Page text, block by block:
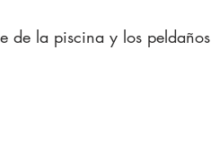
de la piscina y los peldaños